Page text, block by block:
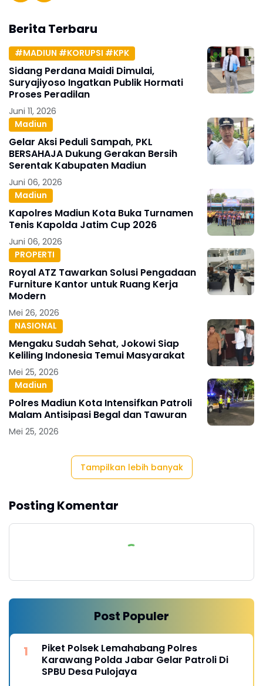
Berita Terbaru
#MADIUN #KORUPSI #KPK
Sidang Perdana Maidi Dimulai,
Suryajiyoso Ingatkan Publik Hormati
Proses Peradilan
Juni 11, 2026
Madiun
Gelar Aksi Peduli Sampah, PKL
BERSAHAJA Dukung Gerakan Bersih
Serentak Kabupaten Madiun
Juni 06, 2026
Madiun
Kapolres Madiun Kota Buka Turnamen
Tenis Kapolda Jatim Cup 2026
Juni 06, 2026
PROPERTI
Royal ATZ Tawarkan Solusi Pengadaan
Furniture Kantor untuk Ruang Kerja
Modern
Mei 26, 2026
NASIONAL
Mengaku Sudah Sehat, Jokowi Siap
Keliling Indonesia Temui Masyarakat
Mei 25, 2026
Madiun
Polres Madiun Kota Intensifkan Patroli
Malam Antisipasi Begal dan Tawuran
Mei 25, 2026
Tampilkan lebih banyak
Posting Komentar
Post Populer
Piket Polsek Lemahabang Polres
Karawang Polda Jabar Gelar Patroli Di
SPBU Desa Pulojaya